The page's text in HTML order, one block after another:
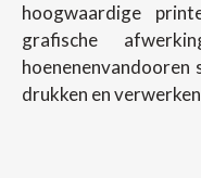
hoogwaardige
grafische
hoenenenvandooren
drukken en